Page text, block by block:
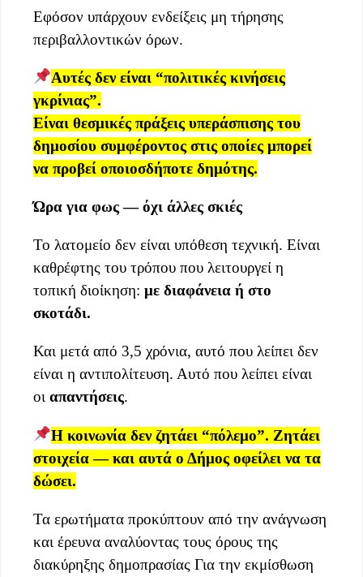
Εφόσον υπάρχουν ενδείξεις μη τήρησης
περιβαλλοντικών όρων.
Αυτές δεν είναι “πολιτικές κινήσεις
γκρίνιας”.
Είναι θεσμικές πράξεις υπεράσπισης του
δημοσίου συμφέροντος στις οποίες μπορεί
να προβεί οποιοσδήποτε δημότης.
Ώρα για φως — όχι άλλες σκιές
Το λατομείο δεν είναι υπόθεση τεχνική. Είναι
καθρέφτης του τρόπου που λειτουργεί η
τοπική διοίκηση: με διαφάνεια ή στο
σκοτάδι.
Και μετά από 3,5 χρόνια, αυτό που λείπει δεν
είναι η αντιπολίτευση. Αυτό που λείπει είναι
οι απαντήσεις.
Η κοινωνία δεν ζητάει “πόλεμο”. Ζητάει
στοιχεία — και αυτά ο Δήμος οφείλει να τα
δώσει.
Τα ερωτήματα προκύπτουν από την ανάγνωση
και έρευνα αναλύοντας τους όρους της
διακύρηξης δημοπρασίας Για την εκμίσθωση